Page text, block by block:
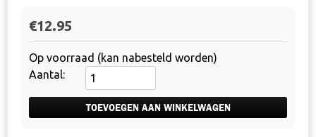
€12.95
Op voorraad (kan nabesteld worden)
Mok
-
Zorgen
TOEVOEGEN AAN WINKELWAGEN